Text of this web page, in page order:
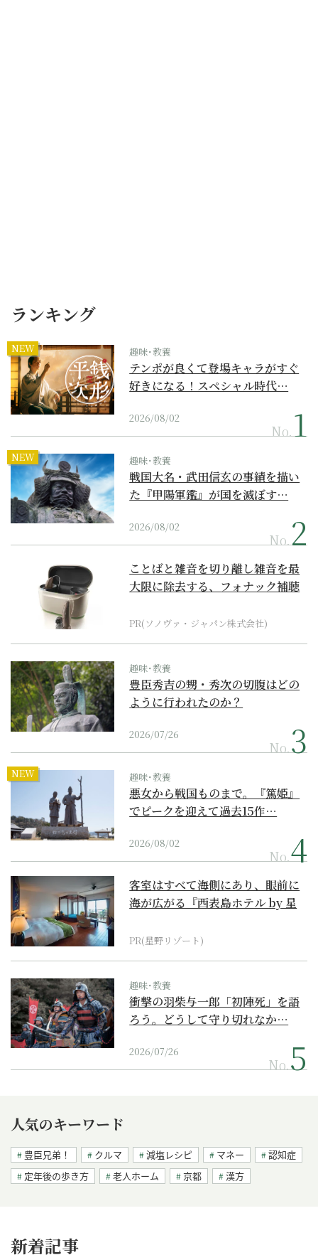
ランキング
NEW 趣味･教養
テンポが良くて登場キャラがすぐ
好きになる！スペシャル時代…
2026/08/02
No.
NEW 趣味･教養
戦国大名・武田信玄の事績を描い
た『甲陽軍鑑』が国を滅ぼす…
2026/08/02
No.
ことばと雑音を切り離し雑音を最
大限に除去する、フォナック補聴
PR(ソノヴァ・ジャパン株式会社)
趣味･教養
豊臣秀吉の甥・秀次の切腹はどの
ように行われたのか？
2026/07/26
No.
NEW 趣味･教養
悪女から戦国ものまで。『篤姫』
でピークを迎えて過去15作…
2026/08/02
No.
客室はすべて海側にあり、眼前に
海が広がる『西表島ホテル by 星
PR(星野リゾート)
趣味･教養
衝撃の羽柴与一郎「初陣死」を語
ろう。どうして守り切れなか…
2026/07/26
No.
人気のキーワード
豊臣兄弟！ クルマ 減塩レシピ マネー
認知症
定年後の歩き方
老人ホーム 京都 漢方
新着記事